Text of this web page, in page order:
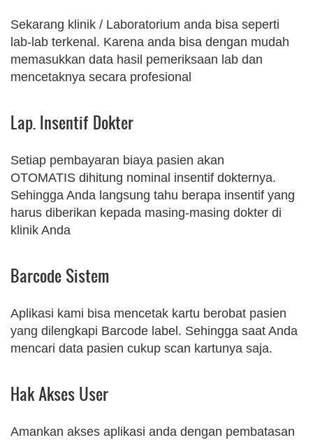
Sekarang klinik / Laboratorium anda bisa seperti
lab-lab terkenal. Karena anda bisa dengan mudah
memasukkan data hasil pemeriksaan lab dan
mencetaknya secara profesional
Lap. Insentif Dokter
Setiap pembayaran biaya pasien akan
OTOMATIS dihitung nominal insentif dokternya.
Sehingga Anda langsung tahu berapa insentif yang
harus diberikan kepada masing-masing dokter di
klinik Anda
Barcode Sistem
Aplikasi kami bisa mencetak kartu berobat pasien
yang dilengkapi Barcode label. Sehingga saat Anda
mencari data pasien cukup scan kartunya saja.
Hak Akses User
Amankan akses aplikasi anda dengan pembatasan